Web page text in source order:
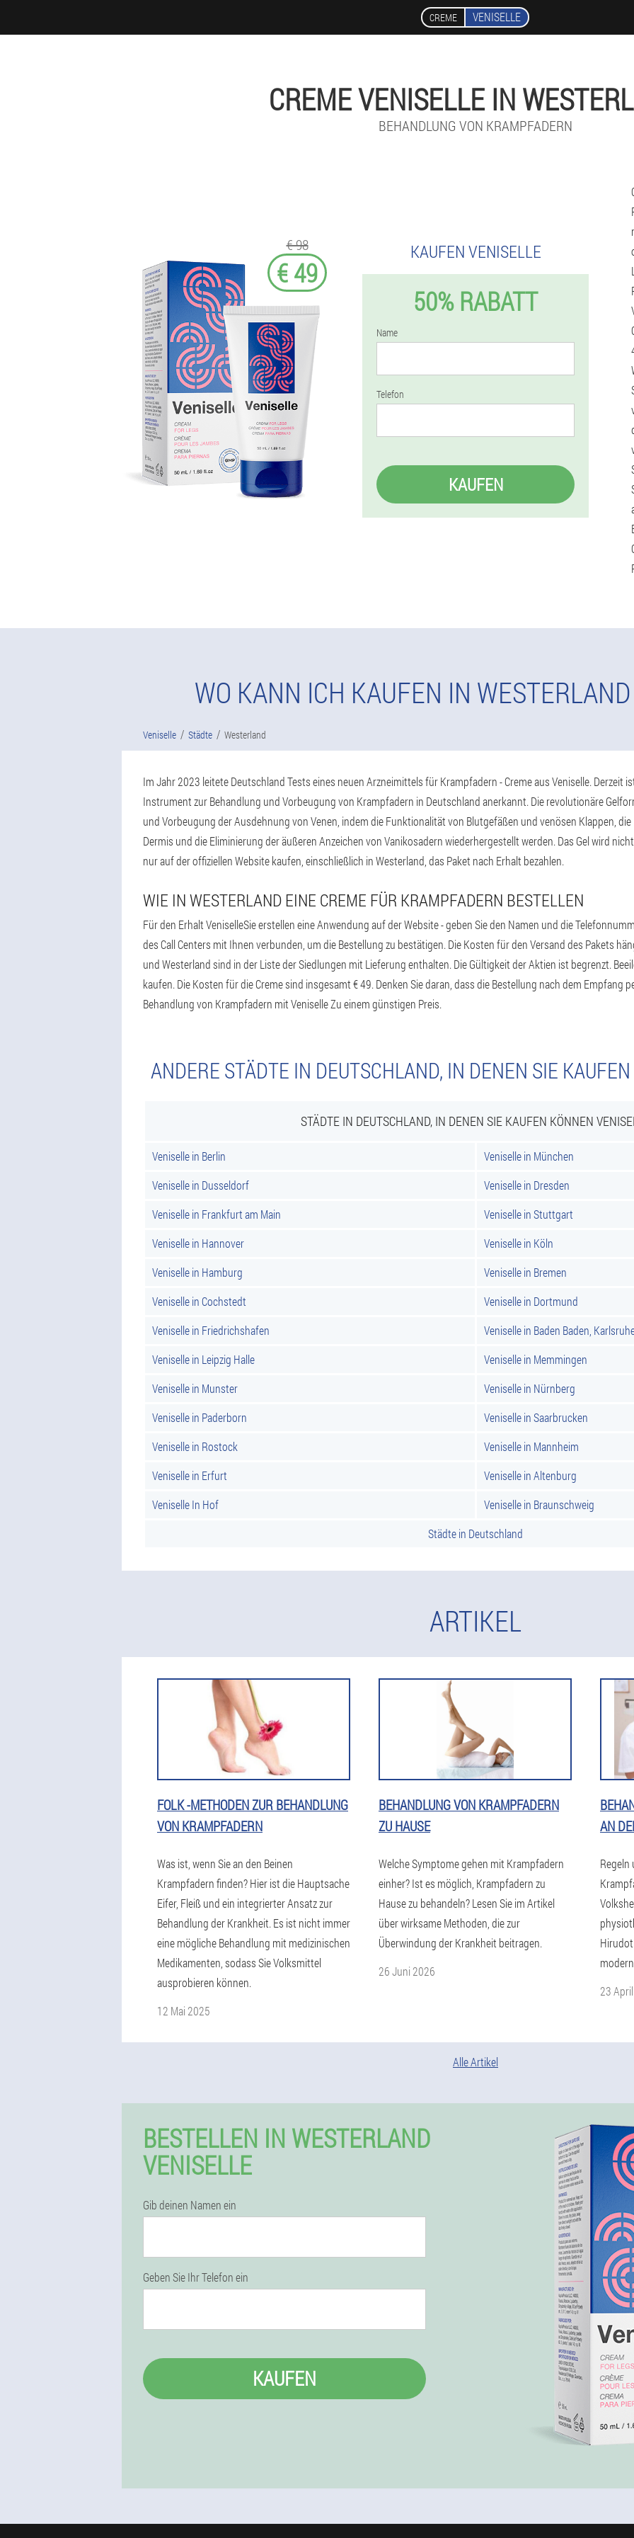
CREME VENISELLE
CREME VENISELLE IN
BEHANDLUNG VON KRAMPFADERN
€ 98
€ 49
KAUFEN VENISELLE
50% RABATT
Name
Telefon
KAUFEN
WO KANN ICH KAUFEN IN
Veniselle Städte Westerland
Im Jahr 2023 leitete Deutschland Tests eines neuen Arzneimittels für Krampfadern - Creme aus Veniselle. Derzeit
Instrument zur Behandlung und Vorbeugung von Krampfadern in Deutschland anerkannt. Die revolutionäre
und Vorbeugung der Ausdehnung von Venen, indem die Funktionalität von Blutgefäßen und venösen Klappen,
Dermis und die Eliminierung der äußeren Anzeichen von Vanikosadern wiederhergestellt werden. Das Gel wird
nur auf der offiziellen Website kaufen, einschließlich in Westerland, das Paket nach Erhalt bezahlen.
WIE IN WESTERLAND EINE CREME FÜR KRAMPFADERN BESTELLEN
Für den Erhalt VeniselleSie erstellen eine Anwendung auf der Website - geben Sie den Namen und die
des Call Centers mit Ihnen verbunden, um die Bestellung zu bestätigen. Die Kosten für den Versand des Pakets
und Westerland sind in der Liste der Siedlungen mit Lieferung enthalten. Die Gültigkeit der Aktien ist begrenzt.
kaufen. Die Kosten für die Creme sind insgesamt € 49. Denken Sie daran, dass die Bestellung nach dem Empfang
Behandlung von Krampfadern mit Veniselle Zu einem günstigen Preis.
ANDERE STÄDTE IN DEUTSCHLAND, IN DENEN SIE
STÄDTE IN DEUTSCHLAND, IN DENEN SIE KAUFEN KÖNNEN
Veniselle in Berlin
Veniselle in München
Veniselle in Dusseldorf
Veniselle in Dresden
Veniselle in Frankfurt am Main
Veniselle in Stuttgart
Veniselle in Hannover
Veniselle in Köln
Veniselle in Hamburg
Veniselle in Bremen
Veniselle in Cochstedt
Veniselle in Dortmund
Veniselle in Friedrichshafen
Veniselle in Baden Baden,
Veniselle in Leipzig Halle
Veniselle in Memmingen
Veniselle in Munster
Veniselle in Nürnberg
Veniselle in Paderborn
Veniselle in Saarbrucken
Veniselle in Rostock
Veniselle in Mannheim
Veniselle in Erfurt
Veniselle in Altenburg
Veniselle In Hof
Veniselle in Braunschweig
Städte in Deutschland
ARTIKEL
FOLK -METHODEN ZUR BEHANDLUNG
VON KRAMPFADERN
Was ist, wenn Sie an den Beinen
Krampfadern finden? Hier ist die Hauptsache
Eifer, Fleiß und ein integrierter Ansatz zur
Behandlung der Krankheit. Es ist nicht immer
eine mögliche Behandlung mit medizinischen
Medikamenten, sodass Sie Volksmittel
ausprobieren können.
12 Mai 2025
BEHANDLUNG VON KRAMPFADERN
ZU HAUSE
Welche Symptome gehen mit Krampfadern
einher? Ist es möglich, Krampfadern zu
Hause zu behandeln? Lesen Sie im Artikel
über wirksame Methoden, die zur
Überwindung der Krankheit beitragen.
26 Juni 2026
AN
23
Alle Artikel
BESTELLEN IN WESTERLAND
VENISELLE
Gib deinen Namen ein
Geben Sie Ihr Telefon ein
KAUFEN